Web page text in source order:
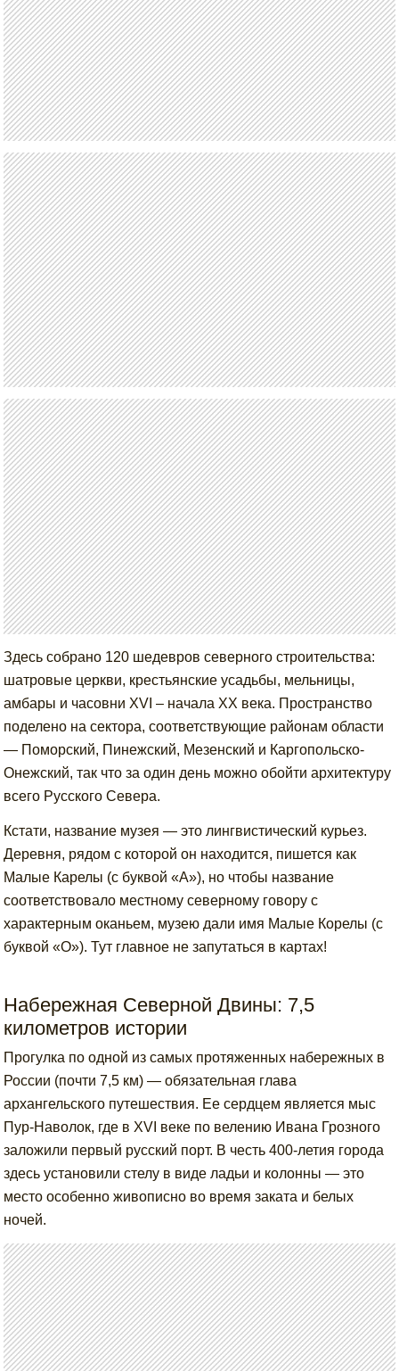
Здесь собрано 120 шедевров северного строительства:
шатровые церкви, крестьянские усадьбы, мельницы,
амбары и часовни XVI – начала XX века. Пространство
поделено на сектора, соответствующие районам области
— Поморский, Пинежский, Мезенский и Каргопольско-
Онежский, так что за один день можно обойти архитектуру
всего Русского Севера.
Кстати, название музея — это лингвистический курьез.
Деревня, рядом с которой он находится, пишется как
Малые Карелы (с буквой «А»), но чтобы название
соответствовало местному северному говору с
характерным оканьем, музею дали имя Малые Корелы (с
буквой «О»). Тут главное не запутаться в картах!
Набережная Северной Двины: 7,5
километров истории
Прогулка по одной из самых протяженных набережных в
России (почти 7,5 км) — обязательная глава
архангельского путешествия. Ее сердцем является мыс
Пур-Наволок, где в XVI веке по велению Ивана Грозного
заложили первый русский порт. В честь 400-летия города
здесь установили стелу в виде ладьи и колонны — это
место особенно живописно во время заката и белых
ночей.